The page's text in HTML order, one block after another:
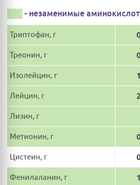
- незаменимые
Триптофан, г
Треонин, г
Изолейцин, г
Лейцин, г
Лизин, г
Метионин, г
Цистеин, г
Фенилаланин, г